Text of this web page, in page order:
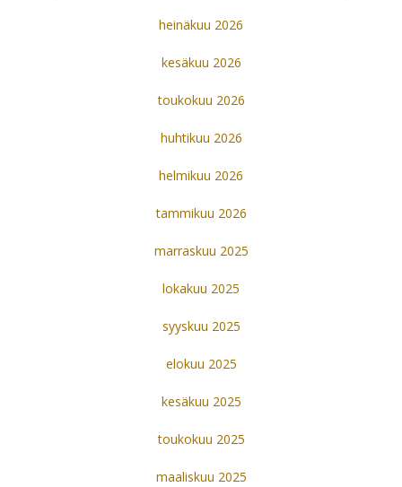
heinäkuu 2026
kesäkuu 2026
toukokuu 2026
huhtikuu 2026
helmikuu 2026
tammikuu 2026
marraskuu 2025
lokakuu 2025
syyskuu 2025
elokuu 2025
kesäkuu 2025
toukokuu 2025
maaliskuu 2025